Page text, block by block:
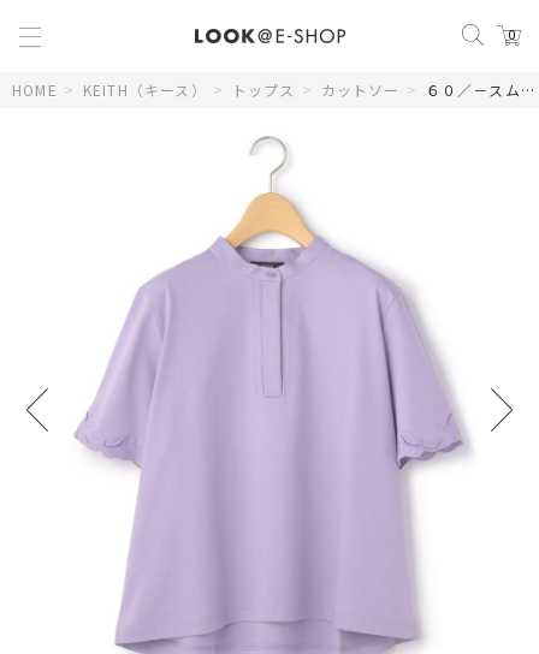
0
HOME > KEITH（キース） > トップス > カットソー > ６０／－スムースカットソープルオーバー